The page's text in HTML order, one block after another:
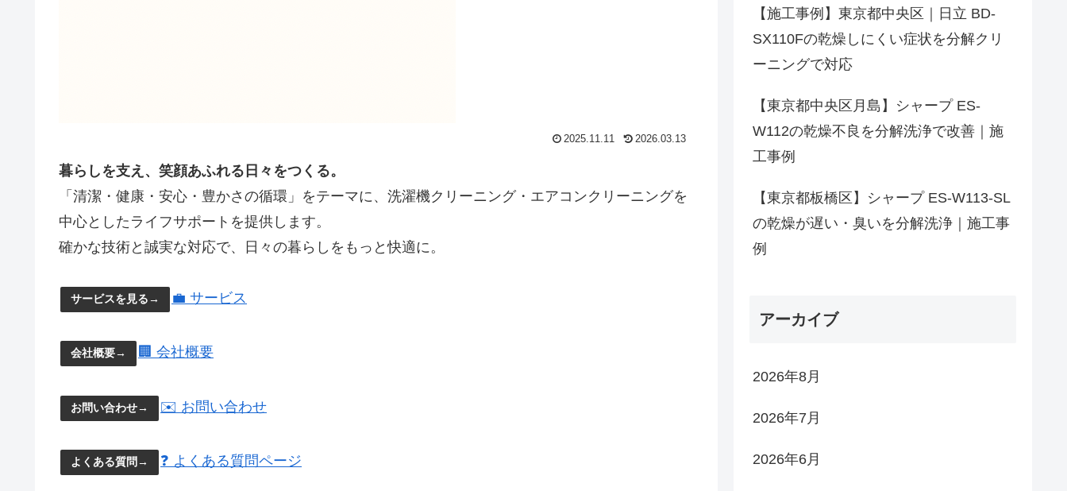
2025.11.11 2026.03.13
暮らしを支え、笑顔あふれる日々をつくる。
「清潔・健康・安心・豊かさの循環」をテーマに、洗濯機クリーニング・エアコンクリーニングを
中心としたライフサポートを提供します。
確かな技術と誠実な対応で、日々の暮らしをもっと快適に。
サービスを見る→ 💼 サービス
会社概要→ 🏢 会社概要
お問い合わせ→ ✉️ お問い合わせ
よくある質問→ ❓ よくある質問ページ
【施工事例】東京都中央区｜日立 BD-
SX110Fの乾燥しにくい症状を分解クリ
ーニングで対応
【東京都中央区月島】シャープ ES-
W112の乾燥不良を分解洗浄で改善｜施
工事例
【東京都板橋区】シャープ ES-W113-SL
の乾燥が遅い・臭いを分解洗浄｜施工事
例
アーカイブ
2026年8月
2026年7月
2026年6月